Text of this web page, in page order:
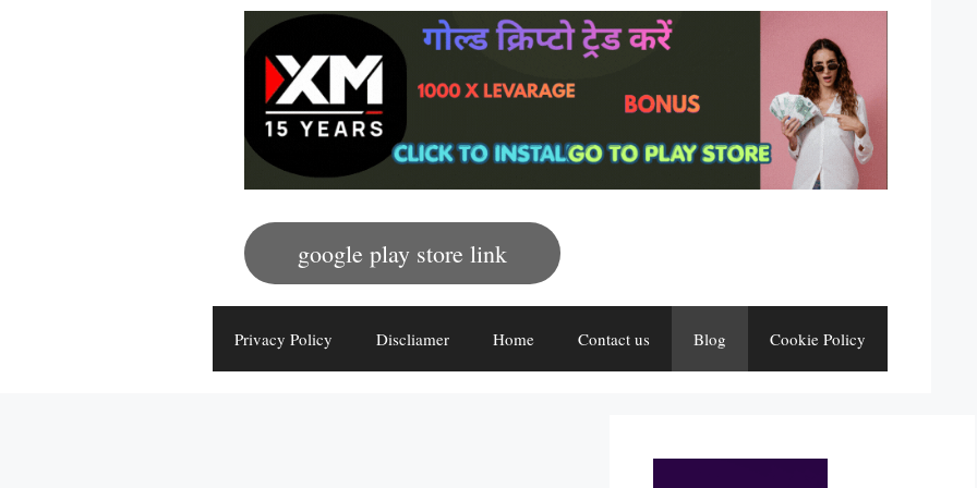
google play store link
Privacy Policy Discliamer Home Contact us Blog Cookie Policy